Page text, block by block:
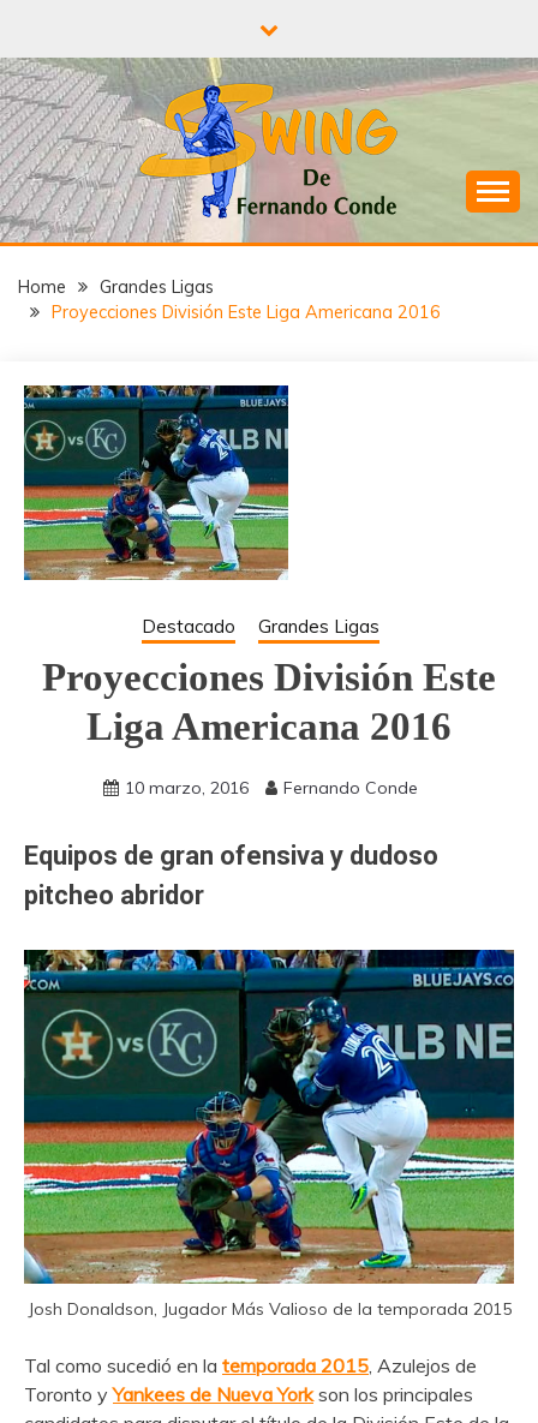
content
SWING DE
FERNANDO
CONDE
¡A todo Swing con el béisbol!
Home
Grandes Ligas
Proyecciones División Este Liga Americana 2016
Destacado Grandes Ligas
Proyecciones División Este
Liga Americana 2016
10 marzo, 2016 Fernando Conde
Equipos de gran ofensiva y dudoso
pitcheo abridor
Josh Donaldson, Jugador Más Valioso de la temporada 2015
Tal como sucedió en la temporada 2015, Azulejos de
Toronto yYankees de Nueva Yorkson los principales